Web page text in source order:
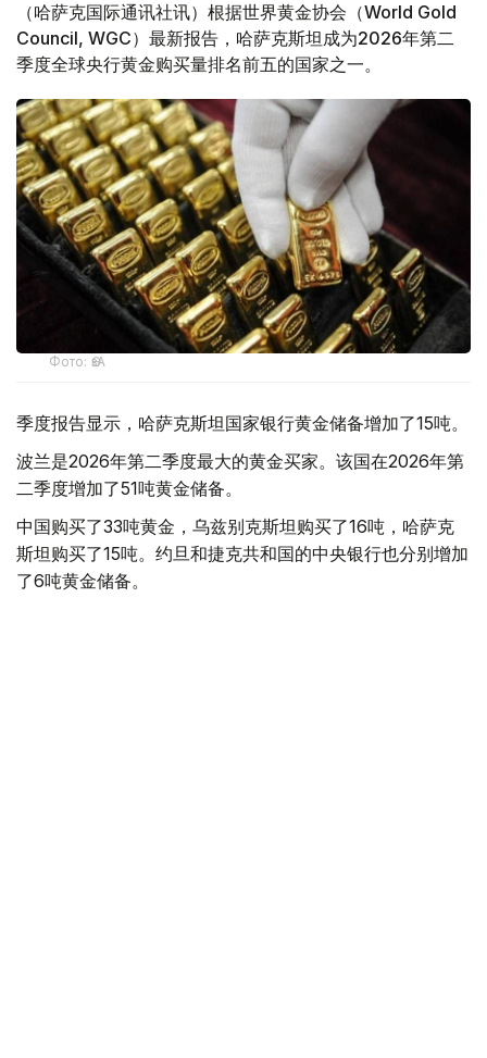
（哈萨克国际通讯社讯）根据世界黄金协会（World Gold
Council, WGC）最新报告，哈萨克斯坦成为2026年第二
季度全球央行黄金购买量排名前五的国家之一。
Фото: ӨзА
季度报告显示，哈萨克斯坦国家银行黄金储备增加了15吨。
波兰是2026年第二季度最大的黄金买家。该国在2026年第
二季度增加了51吨黄金储备。
中国购买了33吨黄金，乌兹别克斯坦购买了16吨，哈萨克
斯坦购买了15吨。约旦和捷克共和国的中央银行也分别增加
了6吨黄金储备。